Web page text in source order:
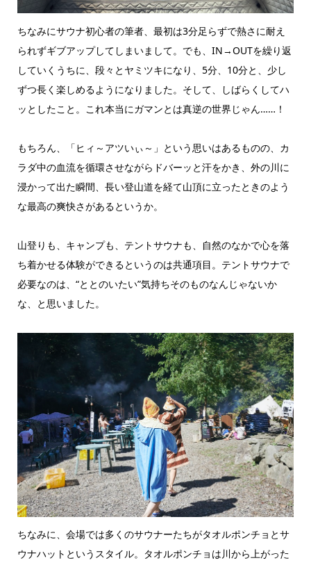
ちなみにサウナ初心者の筆者、最初は3分足らずで熱さに耐え
られずギブアップしてしまいまして。でも、IN→OUTを繰り返
していくうちに、段々とヤミツキになり、5分、10分と、少し
ずつ長く楽しめるようになりました。そして、しばらくしてハ
ッとしたこと。これ本当にガマンとは真逆の世界じゃん……！
もちろん、「ヒィ～アツいぃ～」という思いはあるものの、カ
ラダ中の血流を循環させながらドバーッと汗をかき、外の川に
浸かって出た瞬間、長い登山道を経て山頂に立ったときのよう
な最高の爽快さがあるというか。
山登りも、キャンプも、テントサウナも、自然のなかで心を落
ち着かせる体験ができるというのは共通項目。テントサウナで
必要なのは、“ととのいたい”気持ちそのものなんじゃないか
な、と思いました。
ちなみに、会場では多くのサウナーたちがタオルポンチョとサ
ウナハットというスタイル。タオルポンチョは川から上がった